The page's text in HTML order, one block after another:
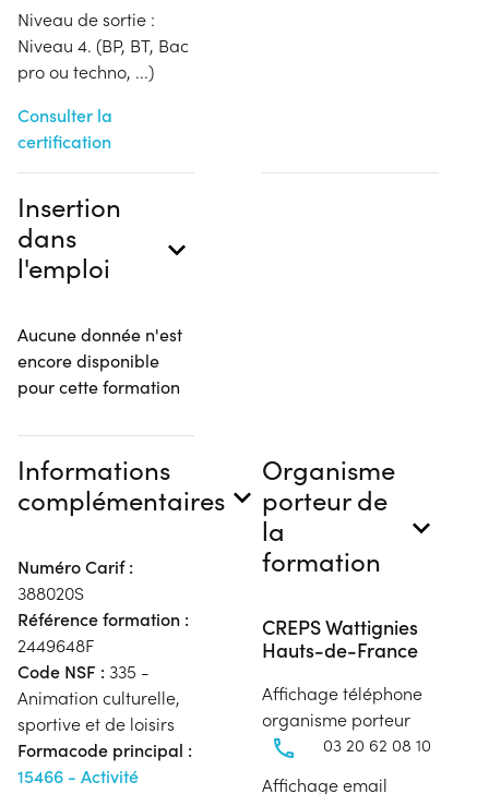
Niveau de sortie :
Niveau 4. (BP, BT, Bac
pro ou techno, ...)
Consulter la
certification
Insertion
dans
l'emploi
Aucune donnée n'est
encore disponible
pour cette formation
Informations
complémentaires
Numéro Carif :
388020S
Référence formation :
2449648F
Code NSF : 335 -
Animation culturelle,
sportive et de loisirs
Formacode principal :
15466 - Activité
Organisme
porteur de
la
formation
CREPS Wattignies
Hauts-de-France
Affichage téléphone
organisme porteur
03 20 62 08 10
Affichage email